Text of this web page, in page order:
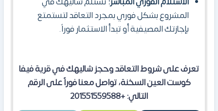
المشروع بشكل فوري بمجرد التعاقد لتستمتع
بإجازتك المصيفية أو تبدأ الاستثمار فوراً.
تعرف على شروط التعاقد وحجز شاليهك في قرية فيفا
كوست العين السخنة، تواصل معنا فوراً على الرقم
التالي: +201551559588